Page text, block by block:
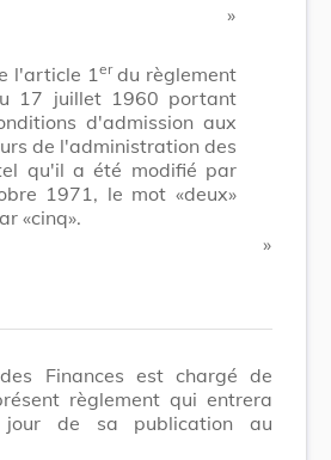
​ »
l'article 1 erdu règlement
17 juillet 1960 portant
d'admission aux
de l'administration des
qu'il a été modifié par
1971, le mot «deux»
«cinq».
​ »
Finances est chargé de
règlement qui entrera
de sa publication au